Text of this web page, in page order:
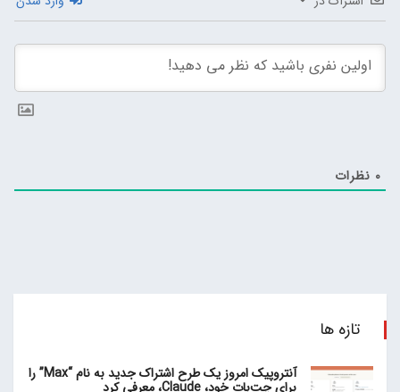
0 نظرات
تازه ها
آنتروپیک امروز یک طرح اشتراک جدید به نام “Max” را
برای چت‌بات خود، Claude، معرفی کرد